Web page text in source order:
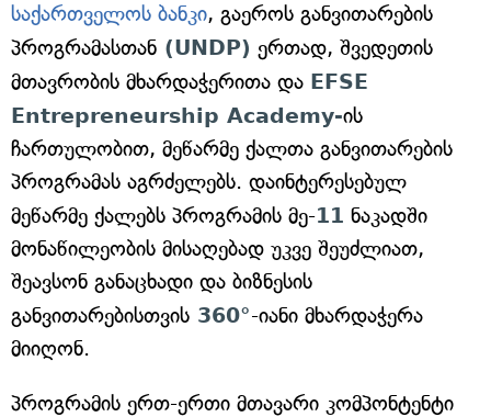
საქართველოს ბანკი, გაეროს განვითარების
პროგრამასთან (UNDP) ერთად, შვედეთის
მთავრობის მხარდაჭერითა და EFSE
Entrepreneurship Academy-ის
ჩართულობით, მეწარმე ქალთა განვითარების
პროგრამას აგრძელებს. დაინტერესებულ
მეწარმე ქალებს პროგრამის მე-11 ნაკადში
მონაწილეობის მისაღებად უკვე შეუძლიათ,
შეავსონ განაცხადი და ბიზნესის
განვითარებისთვის 360°-იანი მხარდაჭერა
მიიღონ.
პროგრამის ერთ-ერთი მთავარი კომპონტენტი